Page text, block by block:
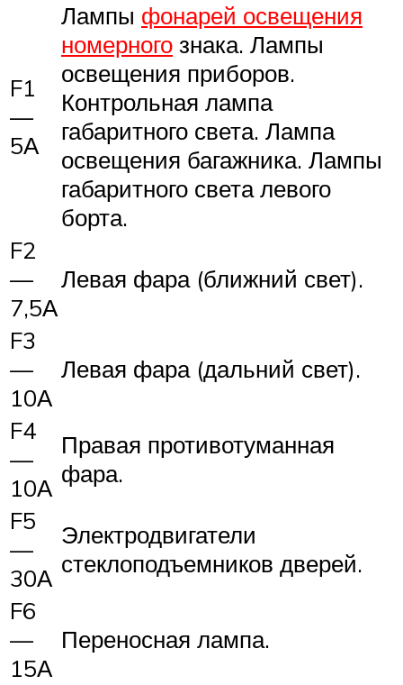
F1
—
5А
Лампы фонарей освещения
номерного знака. Лампы
освещения приборов.
Контрольная лампа
габаритного света. Лампа
освещения багажника. Лампы
габаритного света левого
борта.
F2
—
7,5А
Левая фара (ближний свет).
F3
—
10А
Левая фара (дальний свет).
F4
—
10А
Правая противотуманная
фара.
F5
—
30А
Электродвигатели
стеклоподъемников дверей.
F6
—
15А
Переносная лампа.